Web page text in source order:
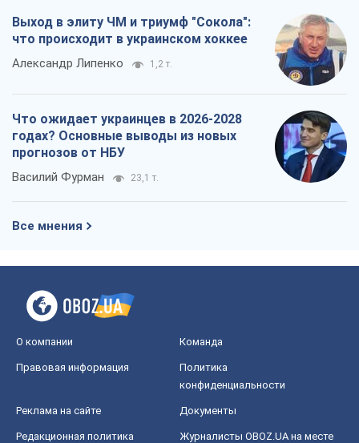
Выход в элиту ЧМ и триумф "Сокола":
что происходит в украинском хоккее
Александр Липенко 1,2 т.
Что ожидает украинцев в 2026-2028
годах? Основные выводы из новых
прогнозов от НБУ
Василий Фурман 23,1 т.
Все мнения
О компании Команда
Правовая информация
Политика
конфиденциальности
Реклама на сайте Документы
Редакционная политика
Журналисты OBOZ.UA на месте